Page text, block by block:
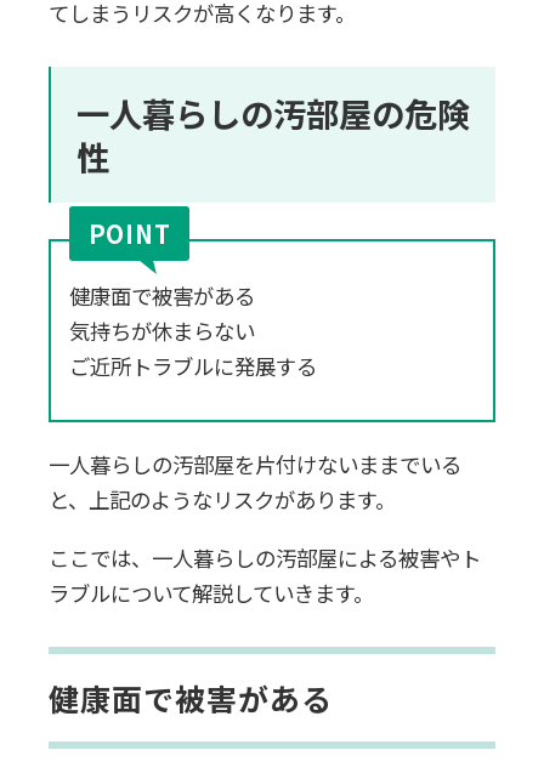
てしまうリスクが高くなります。
一人暮らしの汚部屋の危険
性
健康面で被害がある
気持ちが休まらない
ご近所トラブルに発展する
一人暮らしの汚部屋を片付けないままでいる
と、上記のようなリスクがあります。
ここでは、一人暮らしの汚部屋による被害やト
ラブルについて解説していきます。
健康面で被害がある